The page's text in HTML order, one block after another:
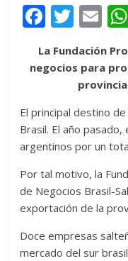
F
e
b
o
o
k
T
w
itt
er
E
ai
l
La Fundación
negocios para
El principal destino
Brasil. El año
argentinos por un
Por tal motivo, la
de Negocios Brasil-
exportación de la
Doce empresas
mercado del sur